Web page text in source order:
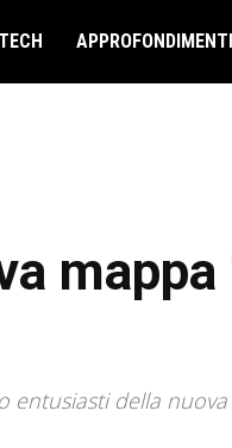
APPROFONDIMENTI
mappa
entusiasti della